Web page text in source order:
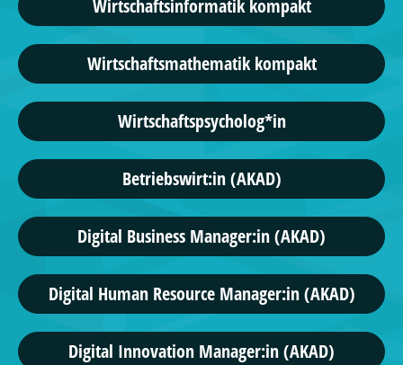
Wirtschaftsinformatik kompakt
Wirtschaftsmathematik kompakt
Wirtschaftspsycholog*in
Betriebswirt:in (AKAD)
Digital Business Manager:in (AKAD)
Digital Human Resource Manager:in (AKAD)
Digital Innovation Manager:in (AKAD)